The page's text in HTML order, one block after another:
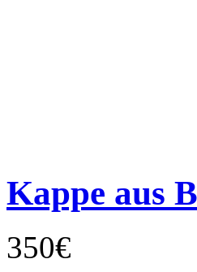
Kappe aus
350€